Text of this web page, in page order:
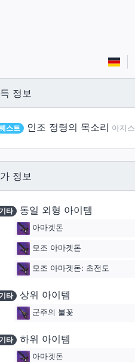
정보
스트 인조 정령의 목소리 아지
정보
타 동일 외형 아이템
아마겟돈
모조 아마겟돈
모조 아마겟돈: 초전도
타 상위 아이템
군주의 불꽃
타 하위 아이템
아마겟돈